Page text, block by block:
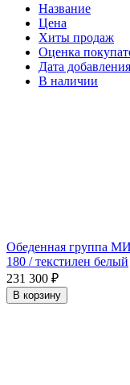
Название
Цена
Хиты продаж
Оценка
Дата добавления
В наличии
Обеденная группа
180 / текстилен белый
231 300 ₽
В корзину